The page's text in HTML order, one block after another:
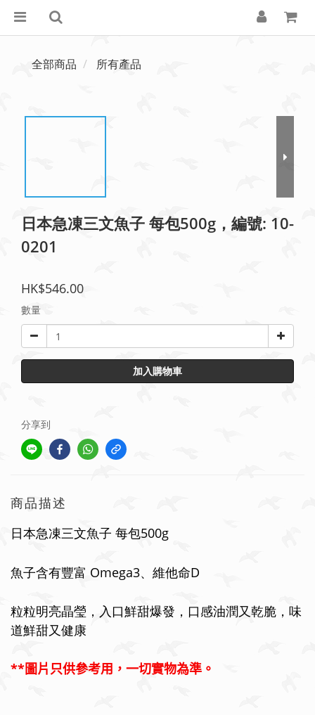
全部商品 所有產品
日本急凍三文魚子 每包500g，編號: 10-
0201
HK$546.00
數量
加入購物車
分享到
商品描述
日本急凍三文魚子 每包500g
魚子含有豐富 Omega3、維他命D
粒粒明亮晶瑩，入口鮮甜爆發，口感油潤又乾脆，味
道鮮甜又健康
**圖片只供參考用，一切實物為準。